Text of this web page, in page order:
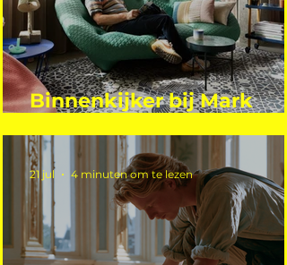
Binnenkijker bij Mark
21 jul 4 minuten om te lezen